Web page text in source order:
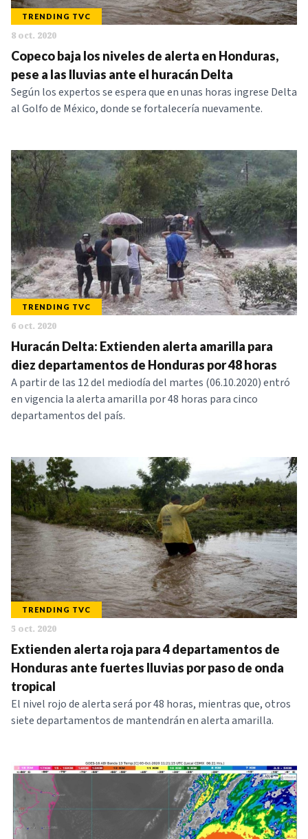
IR
NOTICIAS
SERIES
TRENDING TVC
8 oct. 2020
Copeco baja los niveles de alerta en Honduras,
pese a las lluvias ante el huracán Delta
Según los expertos se espera que en unas horas ingrese Delta
al Golfo de México, donde se fortalecería nuevamente.
TRENDING TVC
6 oct. 2020
Huracán Delta: Extienden alerta amarilla para
diez departamentos de Honduras por 48 horas
A partir de las 12 del mediodía del martes (06.10.2020) entró
en vigencia la alerta amarilla por 48 horas para cinco
departamentos del país.
TRENDING TVC
5 oct. 2020
Extienden alerta roja para 4 departamentos de
Honduras ante fuertes lluvias por paso de onda
tropical
El nivel rojo de alerta será por 48 horas, mientras que, otros
siete departamentos de mantendrán en alerta amarilla.